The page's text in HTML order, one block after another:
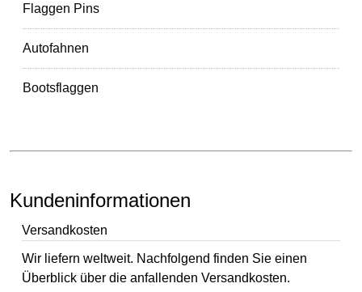
Flaggen Pins
Autofahnen
Bootsflaggen
Kundeninformationen
Versandkosten
Wir liefern weltweit. Nachfolgend finden Sie einen
Überblick über die anfallenden Versandkosten.